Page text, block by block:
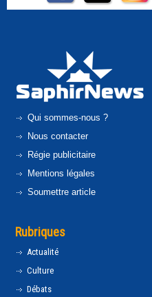
Qui sommes-nous ?
Nous contacter
Régie publicitaire
Mentions légales
Soumettre article
Rubriques
Actualité
Culture
Débats